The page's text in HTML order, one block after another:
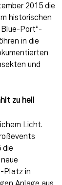
2015 die
historischen
Port“-
in die
und
zu hell
Licht.
die
Platz in